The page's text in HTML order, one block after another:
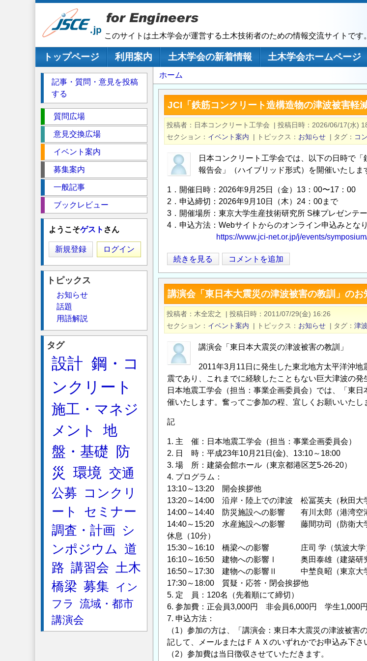
このサイトは土木学会が運営する土木技術者のための情報交流サイトです。
メインナビゲーション
トップページ 利用案内 土木学会の新着情報
土木学会ホームページ
パ
ン
ず
ホーム
JCI「鉄筋コンクリート造構造物の津波被害軽
投稿者 日本コンクリート工学会 | 投稿日時
2026/06/17(水)
セクション
イベント案内 | トピックス お知らせ | タグ コ
日本コンクリート工学会では、以下の日時で
報告会」（ハイブリッド形式）を開催いたしま
1．開催日時：2026年9月25日（金）13：00〜17：00
2．申込締切：2026年9月10日（木）24：00まで
3．開催場所：東京大学生産技術研究所 S棟プレゼンテ
4．申込方法：Webサイトからのオンライン申込みとな
https://www.jci-net.or.jp/j/events/
JCI「鉄
筋
コ
ン
ク
ー
ト
造
造
物
の
津
被
害
軽
減
化
技
術
に
関
る
研
究
委
員
会
報
告
続きを見る コメントを追加
講演会「東日本大震災の津波被害の教訓」のお
投稿者 木全宏之 | 投稿日時
2011/07/29(金) 16:26
セクション
イベント案内 | トピックス お知らせ | タグ 津
講演会「東日本大震災の津波被害の教訓」
2011年3月11日に発生した東北地方太平洋沖
震であり、これまでに経験したこともない巨大津波の
日本地震工学会（担当：事業企画委員会）では、「東
催いたします。奮ってご参加の程、宜しくお願いいたし
記
1. 主 催：日本地震工学会（担当：事業企画委員会）
2. 日 時：平成23年10月21日(金)、13:10～18:00
3. 場 所：建築会館ホール（東京都港区芝5-26-20）
4. プログラム：
13:10～13:20 開会挨拶他
13:20～14:00 沿岸・陸上での津波 松冨英夫（秋田大
14:00～14:40 防災施設への影響 有川太郎（港湾空港
14:40～15:20 水産施設への影響 藤間功司（防衛大
休息（10分）
15:30～16:10 橋梁への影響 庄司 学（筑波大学
16:10～16:50 建物への影響Ⅰ 奥田泰雄（建築研究
16:50～17:30 建物への影響Ⅱ 中埜良昭（東京大
17:30～18:00 質疑・応答・閉会挨拶他
5. 定 員：120名（先着順にて締切）
6. 参加費：正会員3,000円 非会員6,000円 学生1,000円
7. 申込方法：
（1）参加の方は、「講演会：東日本大震災の津波被
記して、メールまたはＦＡＸのいずれかでお申込み下さ
（2）参加費は当日徴収させていただきます。
記事・質問・意見を投稿
する
ク
シ
質問広場
意見交換広場
イベント案内
募集案内
一般記事
ブックレビュー
ようこそゲスト さん
新規登録 ログイン
トピックス
お知らせ
話題
用語解説
タグ
設計 鋼・コ
ンクリート
施工・マネジ
メント
地
盤・基礎
防
災
環境 交通
公募
コンクリ
ート
セミナー
調査・計画
シ
ンポジウム 道
路 講習会 土木
橋梁 募集
イン
フラ
流域・都市
講演会